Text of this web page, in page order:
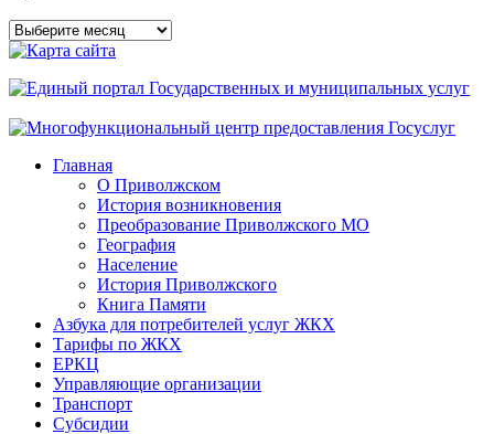
Архивы
сайта
Главная
О Приволжском
История возникновения
Преобразование Приволжского МО
География
Население
История Приволжского
Книга Памяти
Азбука для потребителей услуг ЖКХ
Тарифы по ЖКХ
ЕРКЦ
Управляющие организации
Транспорт
Субсидии